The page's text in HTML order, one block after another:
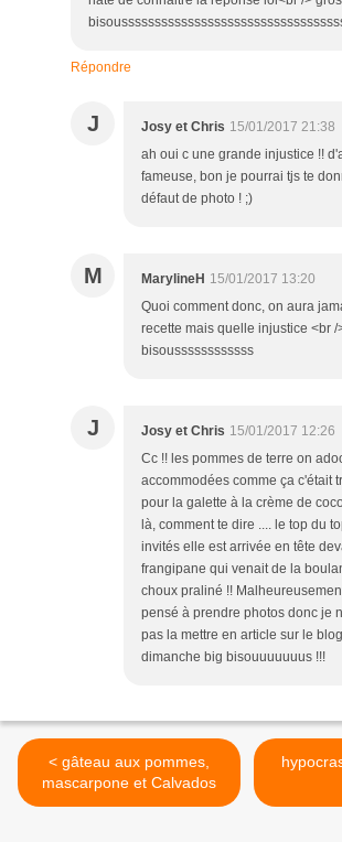
Répondre
J Josy et Chris 15/01/2017 21:38
ah oui c une grande injustice !!
fameuse, bon je pourrai tjs te
défaut de photo ! ;)
M MarylineH 15/01/2017 13:20
Quoi comment donc, on aura
recette mais quelle injustice <br
bisoussssssssssss
J Josy et Chris 15/01/2017 12:26
Cc !! les pommes de terre on
accommodées comme ça c'était
pour la galette à la crème de
là, comment te dire .... le top du
invités elle est arrivée en tête
frangipane qui venait de la
choux praliné !!
pensé à prendre photos donc je
pas la mettre en article sur le
dimanche big bisouuuuuuus !!!
< gâteau aux pommes,
mascarpone et Calvados